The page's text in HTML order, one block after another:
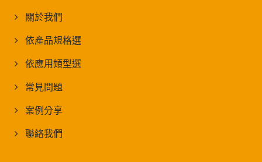
關於我們
依產品規格選
依應用類型選
常見問題
案例分享
聯絡我們